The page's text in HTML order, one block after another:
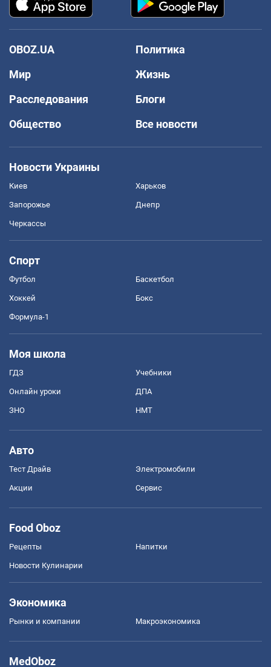
OBOZ.UA
Политика
Мир
Жизнь
Расследования
Блоги
Общество
Все новости
Новости Украины
Киев Харьков
Запорожье Днепр
Черкассы
Спорт
Футбол Баскетбол
Хоккей Бокс
Формула-1
Моя школа
ГДЗ Учебники
Онлайн уроки ДПА
ЗНО НМТ
Авто
Тест Драйв Электромобили
Акции Сервис
Food Oboz
Рецепты Напитки
Новости Кулинарии
Экономика
Рынки и компании Mакроэкономика
MedOboz